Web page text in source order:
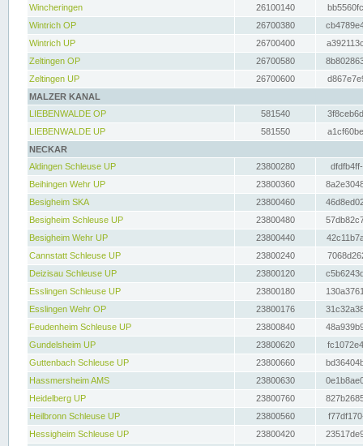
Wincheringen
26100140
Wintrich OP
26700380
Wintrich UP
26700400
Zeltingen OP
26700580
Zeltingen UP
26700600
MALZER KANAL
LIEBENWALDE OP
581540
LIEBENWALDE UP
581550
NECKAR
Aldingen Schleuse UP
23800280
Beihingen Wehr UP
23800360
Besigheim SKA
23800460
Besigheim Schleuse UP
23800480
Besigheim Wehr UP
23800440
Cannstatt Schleuse UP
23800240
Deizisau Schleuse UP
23800120
Esslingen Schleuse UP
23800180
Esslingen Wehr OP
23800176
Feudenheim Schleuse UP
23800840
Gundelsheim UP
23800620
Guttenbach Schleuse UP
23800660
Hassmersheim AMS
23800630
Heidelberg UP
23800760
Heilbronn Schleuse UP
23800560
Hessigheim Schleuse UP
23800420